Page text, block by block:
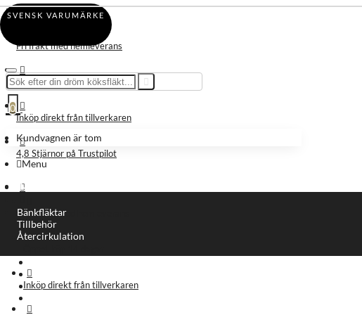
Din kundvagn
Fri frakt med hemleverans
Öppet köp 14 dagar
Inköp direkt från tillverkaren
4,8 Stjärnor på Trustpilot
0
Kundvagnen är tom
Menu
Meny
Bänkfläktar
Tillbehör
Återcirkulation
Om oss
Fri frakt med hemleverans
Inköp direkt från tillverkaren
SVENSK VARUMÄRKE